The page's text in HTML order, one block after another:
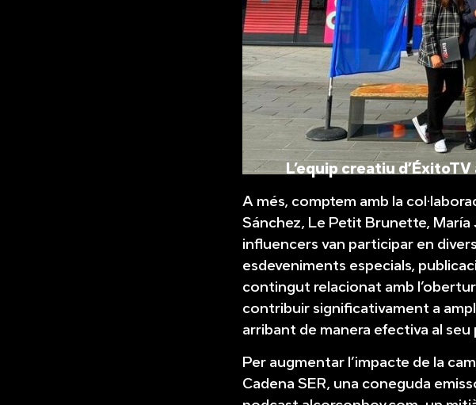
L’equip creatiu
A més, comptem amb la
Sánchez, Le Petit Brunette, María
influencers van participar en
esdeveniments especials,
contingut relacionat amb
contribuir significativament a
arribant de manera efectiva al
Per augmentar l’impacte de la
Cadena SER, una coneguda